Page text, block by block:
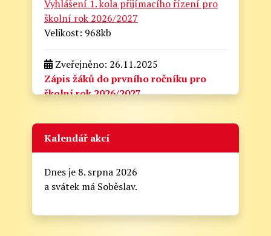
Vyhlášení 1. kola přijímacího řízení pro
školní rok 2026/2027
Velikost: 968kb
Zveřejněno: 26.11.2025
Zápis žáků do prvního ročníku pro
školní rok 2026/2027
Velikost: 175kb
Zveřejněno: 21.8.2025
Zahájení školního roku 2025/2026
Informační lístek pro rodiče - Zahájení školního
Kalendář akcí
Dnes je 8. srpna 2026
a svátek má Soběslav.